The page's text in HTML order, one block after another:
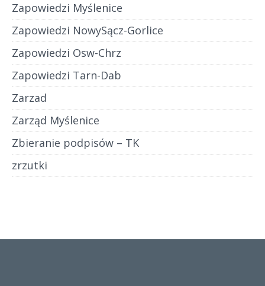
Zapowiedzi Myślenice
Zapowiedzi NowySącz-Gorlice
Zapowiedzi Osw-Chrz
Zapowiedzi Tarn-Dab
Zarzad
Zarząd Myślenice
Zbieranie podpisów – TK
zrzutki